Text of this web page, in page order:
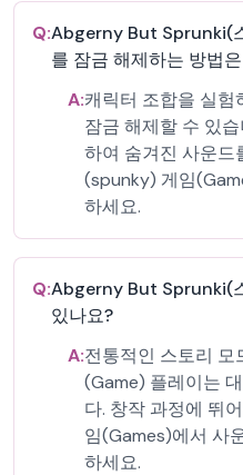
Q:Abgerny But Sprunki(
를 잠금 해제하는 방법
A:캐릭터 조합을 실험
잠금 해제할 수 있
하여 숨겨진 사운드
(spunky) 게임
하세요.
Q:Abgerny But Sprunki(
있나요?
A:전통적인 스토리 모
(Game) 플레이는
다. 창작 과정에 뛰
임(Games)에서 사
하세요.